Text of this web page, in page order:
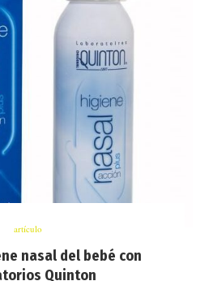
artículo
nasal del bebé con
Quinton